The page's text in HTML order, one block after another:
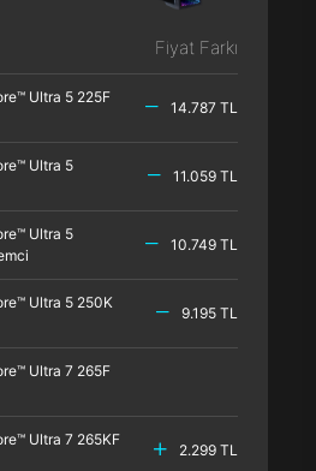
Fiyat Farkı
Ultra 5 225F
14.787 TL
Ultra 5
11.059 TL
Ultra 5
10.749 TL
Ultra 5 250K
9.195 TL
Ultra 7 265F
Ultra 7 265KF
2.299 TL